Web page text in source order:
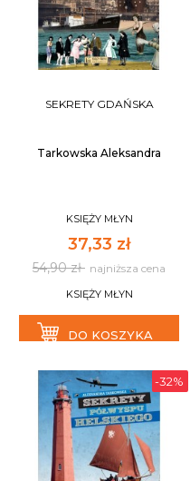
SEKRETY GDAŃSKA
Tarkowska Aleksandra
KSIĘŻY MŁYN
37,33 zł
54,90 zł najniższa cena
KSIĘŻY MŁYN
DO KOSZYKA
-32%